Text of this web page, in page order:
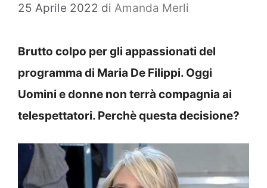
25 Aprile 2022 di Amanda Merli
Brutto colpo per gli appassionati del
programma di Maria De Filippi. Oggi
Uomini e donne non terrà compagnia ai
telespettatori. Perchè questa decisione?